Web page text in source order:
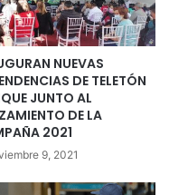
NUEVAS
DE TELETÓN
JUNTO AL
DE LA
2021
9, 2021